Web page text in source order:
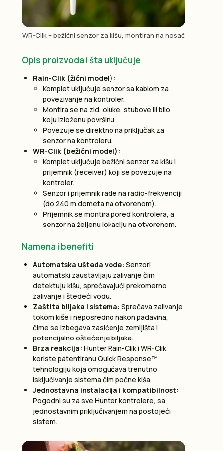
WR-Clik – bežični senzor za kišu, montiran na nosač
Opis proizvoda i šta uključuje
Rain-Clik (žični model):
Komplet uključuje senzor sa kablom za
povezivanje na kontroler.
Montira se na zid, oluke, stubove ili bilo
koju izloženu površinu.
Povezuje se direktno na priključak za
senzor na kontroleru.
WR-Clik (bežični model):
Komplet uključuje bežični senzor za kišu i
prijemnik (receiver) koji se povezuje na
kontroler.
Senzor i prijemnik rade na radio-frekvenciji
(do 240 m dometa na otvorenom).
Prijemnik se montira pored kontrolera, a
senzor na željenu lokaciju na otvorenom.
Namena i benefiti
Automatska ušteda vode: Senzori
automatski zaustavljaju zalivanje čim
detektuju kišu, sprečavajući prekomerno
zalivanje i štedeći vodu.
Zaštita biljaka i sistema: Sprečava zalivanje
tokom kiše i neposredno nakon padavina,
čime se izbegava zasićenje zemljišta i
potencijalno oštećenje biljaka.
Brza reakcija: Hunter Rain-Clik i WR-Clik
koriste patentiranu Quick Response™
tehnologiju koja omogućava trenutno
isključivanje sistema čim počne kiša.
Jednostavna instalacija i kompatibilnost:
Pogodni su za sve Hunter kontrolere, sa
jednostavnim priključivanjem na postojeći
sistem.